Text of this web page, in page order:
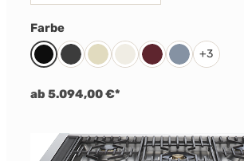
Farbeauswählen
SchwarzAnthrazit
CremeNuvolaBordeaux Rot
Celeste
+3
ab 5.094,00 €*